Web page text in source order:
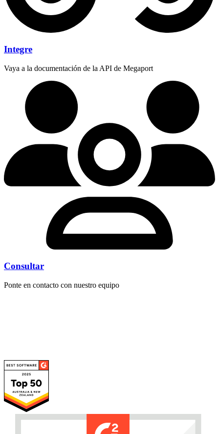
Integre
Vaya a la documentación de la API de Megaport
Consultar
Ponte en contacto con nuestro equipo